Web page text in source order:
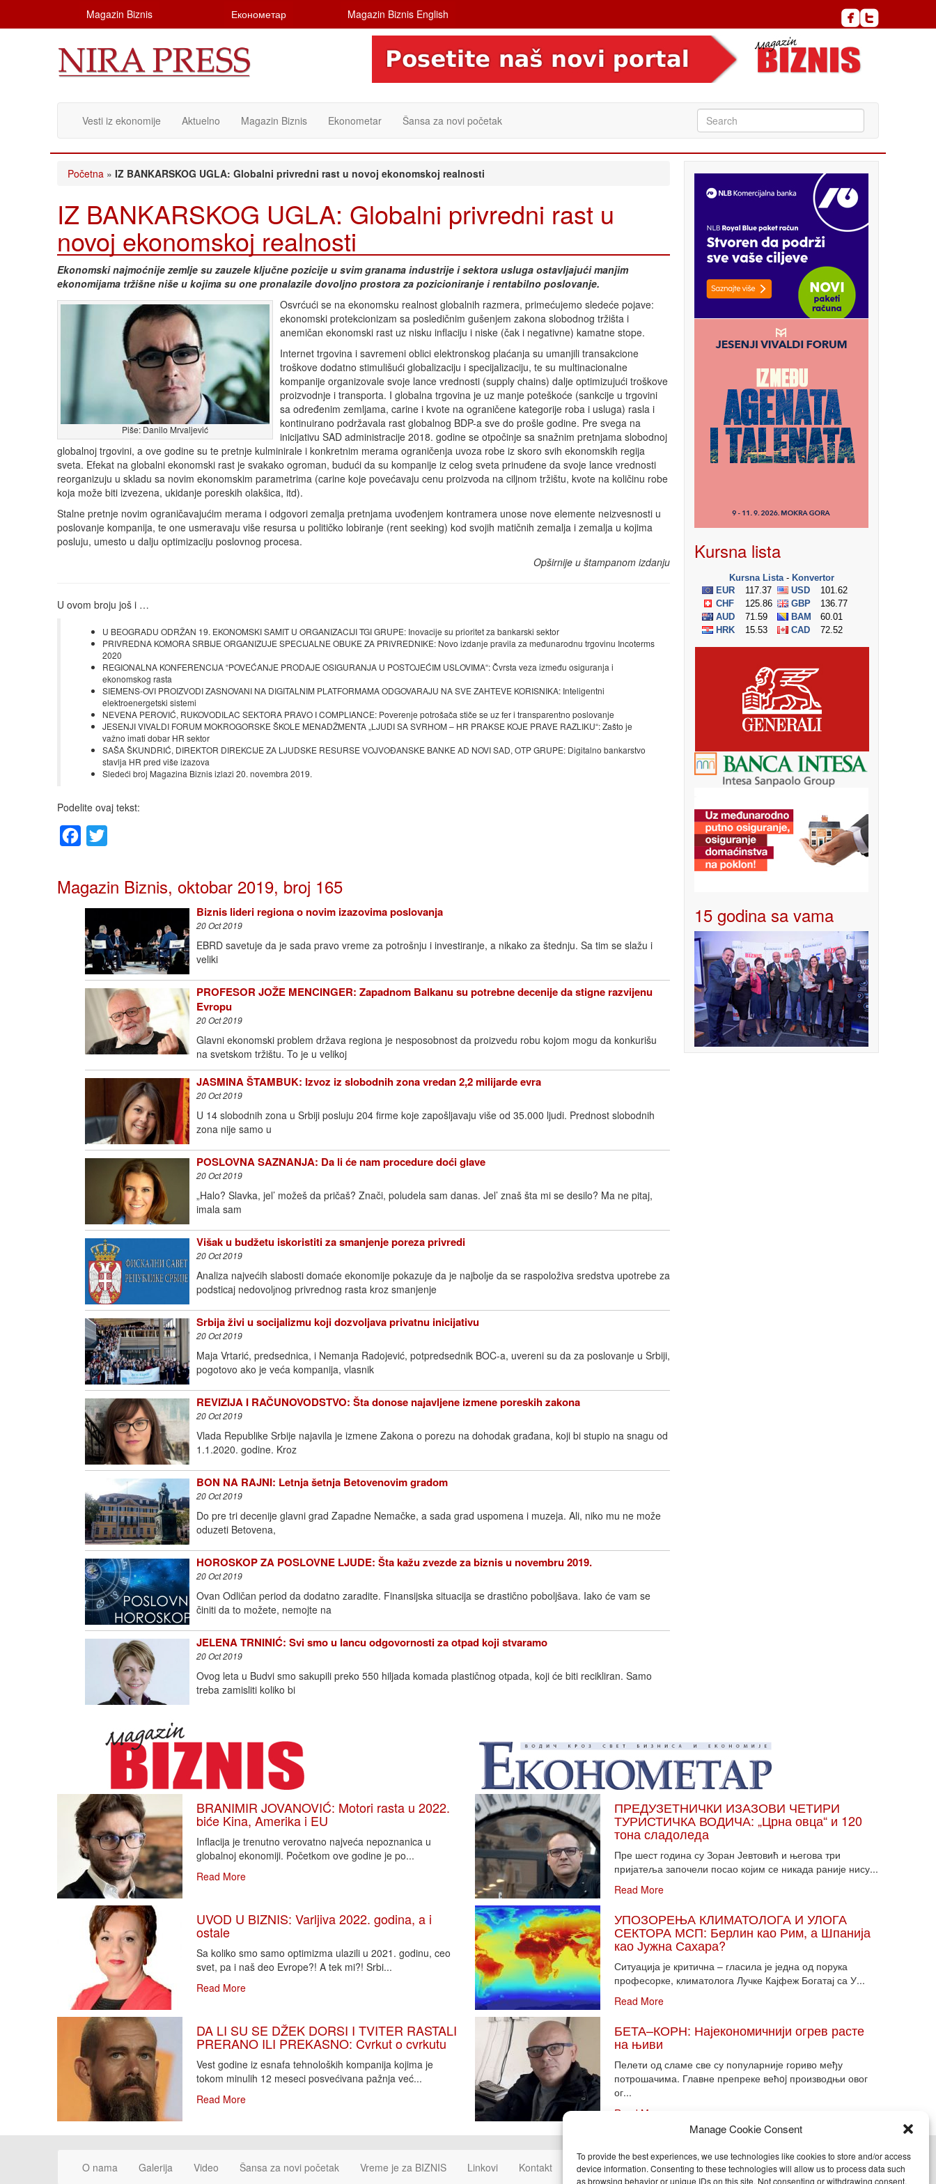
Manage Cookie Consent
To provide the best experiences, we use technologies like cookies to store and/or access
device information. Consenting to these technologies will allow us to process data such
as browsing behavior or unique IDs on this site. Not consenting or withdrawing consent,
Magazin Biznis Економетар Magazin Biznis English
Vesti iz ekonomije Aktuelno Magazin Biznis Ekonometar Šansa za novi početak
Početna » IZ BANKARSKOG UGLA: Globalni privredni rast u novoj ekonomskoj realnosti
IZ BANKARSKOG UGLA: Globalni privredni rast u
novoj ekonomskoj realnosti
Ekonomski najmoćnije zemlje su zauzele ključne pozicije u svim granama industrije i sektora usluga ostavljajući manjim
ekonomijama tržišne niše u kojima su one pronalazile dovoljno prostora za pozicioniranje i rentabilno poslovanje.
Piše: Danilo Mrvaljević
Osvrćući se na ekonomsku realnost globalnih razmera, primećujemo sledeće pojave:
ekonomski protekcionizam sa posledičnim gušenjem zakona slobodnog tržišta i
anemičan ekonomski rast uz nisku inflaciju i niske (čak i negativne) kamatne stope.
Internet trgovina i savremeni oblici elektronskog plaćanja su umanjili transakcione
troškove dodatno stimulišući globalizaciju i specijalizaciju, te su multinacionalne
kompanije organizovale svoje lance vrednosti (supply chains) dalje optimizujući troškove
proizvodnje i transporta. I globalna trgovina je uz manje poteškoće (sankcije u trgovini
sa određenim zemljama, carine i kvote na ograničene kategorije roba i usluga) rasla i
kontinuirano podržavala rast globalnog BDP-a sve do prošle godine. Pre svega na
inicijativu SAD administracije 2018. godine se otpočinje sa snažnim pretnjama slobodnoj
globalnoj trgovini, a ove godine su te pretnje kulminirale i konkretnim merama ograničenja uvoza robe iz skoro svih ekonomskih regija
sveta. Efekat na globalni ekonomski rast je svakako ogroman, budući da su kompanije iz celog sveta prinuđene da svoje lance vrednosti
reorganizuju u skladu sa novim ekonomskim parametrima (carine koje povećavaju cenu proizvoda na ciljnom tržištu, kvote na količinu robe
koja može biti izvezena, ukidanje poreskih olakšica, itd).
Stalne pretnje novim ograničavajućim merama i odgovori zemalja pretnjama uvođenjem kontramera unose nove elemente neizvesnosti u
poslovanje kompanija, te one usmeravaju više resursa u političko lobiranje (rent seeking) kod svojih matičnih zemalja i zemalja u kojima
posluju, umesto u dalju optimizaciju poslovnog procesa.
Opširnije u štampanom izdanju
U ovom broju još i …
U BEOGRADU ODRŽAN 19. EKONOMSKI SAMIT U ORGANIZACIJI TGI GRUPE: Inovacije su prioritet za bankarski sektor
PRIVREDNA KOMORA SRBIJE ORGANIZUJE SPECIJALNE OBUKE ZA PRIVREDNIKE: Novo izdanje pravila za međunarodnu trgovinu Incoterms
2020
REGIONALNA KONFERENCIJA “POVEĆANJE PRODAJE OSIGURANJA U POSTOJEĆIM USLOVIMA“: Čvrsta veza između osiguranja i
ekonomskog rasta
SIEMENS-OVI PROIZVODI ZASNOVANI NA DIGITALNIM PLATFORMAMA ODGOVARAJU NA SVE ZAHTEVE KORISNIKA: Inteligentni
elektroenergetski sistemi
NEVENA PEROVIĆ, RUKOVODILAC SEKTORA PRAVO I COMPLIANCE: Poverenje potrošača stiče se uz fer i transparentno poslovanje
JESENJI VIVALDI FORUM MOKROGORSKE ŠKOLE MENADŽMENTA „LJUDI SA SVRHOM – HR PRAKSE KOJE PRAVE RAZLIKU“: Zašto je
važno imati dobar HR sektor
SAŠA ŠKUNDRIĆ, DIREKTOR DIREKCIJE ZA LJUDSKE RESURSE VOJVOĐANSKE BANKE AD NOVI SAD, OTP GRUPE: Digitalno bankarstvo
stavlja HR pred više izazova
Sledeći broj Magazina Biznis izlazi 20. novembra 2019.
Podelite ovaj tekst:
Facebook
Magazin Biznis, oktobar 2019, broj 165
Biznis lideri regiona o novim izazovima poslovanja
20 Oct 2019
EBRD savetuje da je sada pravo vreme za potrošnju i investiranje, a nikako za štednju. Sa tim se slažu i
veliki
PROFESOR JOŽE MENCINGER: Zapadnom Balkanu su potrebne decenije da stigne razvijenu
Evropu
20 Oct 2019
Glavni ekonomski problem država regiona je nesposobnost da proizvedu robu kojom mogu da konkurišu
na svetskom tržištu. To je u velikoj
JASMINA ŠTAMBUK: Izvoz iz slobodnih zona vredan 2,2 milijarde evra
20 Oct 2019
U 14 slobodnih zona u Srbiji posluju 204 firme koje zapošljavaju više od 35.000 ljudi. Prednost slobodnih
zona nije samo u
POSLOVNA SAZNANJA: Da li će nam procedure doći glave
20 Oct 2019
„Halo? Slavka, jel’ možeš da pričaš? Znači, poludela sam danas. Jel’ znaš šta mi se desilo? Ma ne pitaj,
imala sam
Višak u budžetu iskoristiti za smanjenje poreza privredi
20 Oct 2019
Analiza najvećih slabosti domaće ekonomije pokazuje da je najbolјe da se raspoloživa sredstva upotrebe za
podsticaj nedovolјnog privrednog rasta kroz smanjenje
Srbija živi u socijalizmu koji dozvoljava privatnu inicijativu
20 Oct 2019
Maja Vrtarić, predsednica, i Nemanja Radojević, potpredsednik BOC-a, uvereni su da za poslovanje u Srbiji,
pogotovo ako je veća kompanija, vlasnik
REVIZIJA I RAČUNOVODSTVO: Šta donose najavljene izmene poreskih zakona
20 Oct 2019
Vlada Republike Srbije najavila je izmene Zakona o porezu na dohodak građana, koji bi stupio na snagu od
1.1.2020. godine. Kroz
BON NA RAJNI: Letnja šetnja Betovenovim gradom
20 Oct 2019
Do pre tri decenije glavni grad Zapadne Nemačke, a sada grad uspomena i muzeja. Ali, niko mu ne može
oduzeti Betovena,
HOROSKOP ZA POSLOVNE LJUDE: Šta kažu zvezde za biznis u novembru 2019.
20 Oct 2019
Ovan Odličan period da dodatno zaradite. Finansijska situacija se drastično poboljšava. Iako će vam se
činiti da to možete, nemojte na
JELENA TRNINIĆ: Svi smo u lancu odgovornosti za otpad koji stvaramo
20 Oct 2019
Ovog leta u Budvi smo sakupili preko 550 hiljada komada plastičnog otpada, koji će biti recikliran. Samo
treba zamisliti koliko bi
Kursna lista
15 godina sa vama
BRANIMIR JOVANOVIĆ: Motori rasta u 2022.
biće Kina, Amerika i EU
Inflacija je trenutno verovatno najveća nepoznanica u
globalnoj ekonomiji. Početkom ove godine je po...
Read More
UVOD U BIZNIS: Varljiva 2022. godina, a i
ostale
Sa koliko smo samo optimizma ulazili u 2021. godinu, ceo
svet, pa i naš deo Evrope?! A tek mi?! Srbi...
Read More
DA LI SU SE DŽEK DORSI I TVITER RASTALI
PRERANO ILI PREKASNO: Cvrkut o cvrkutu
Vest godine iz esnafa tehnoloških kompanija kojima je
tokom minulih 12 meseci posvećivana pažnja već...
Read More
ПРЕДУЗЕТНИЧКИ ИЗАЗОВИ ЧЕТИРИ
ТУРИСТИЧКА ВОДИЧА: „Црна овца“ и 120
тона сладоледа
Пре шест година су Зоран Јевтовић и његова три
пријатеља започели посао којим се никада раније нису...
Read More
УПОЗОРЕЊА КЛИМАТОЛОГА И УЛОГА
СЕКТОРА МСП: Берлин као Рим, а Шпанија
као Јужна Сахара?
Ситуација је критична – гласила је једна од порука
професорке, климатолога Лучке Кајфеж Богатај са У...
Read More
БЕТА–КОРН: Најекономичнији огрев расте
на њиви
Пелети од сламе све су популарније гориво међу
потрошачима. Главне препреке већoj производњи овог
ог...
Read More
O nama Galerija Video Šansa za novi početak Vreme je za BIZNIS Linkovi Kontakt Cookie Policy (EU)